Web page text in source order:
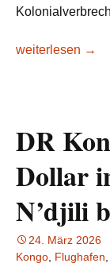
Lumumba-
weiterlesen →
DR
Dollar
N’djili
24. März 2026
Kongo Flughafen